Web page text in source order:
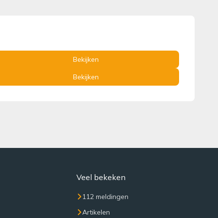
Bekijken
Bekijken
Veel bekeken
112 meldingen
Artikelen